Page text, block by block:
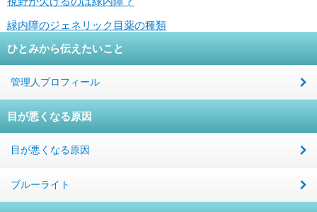
緑内障のジェネリック目薬の種類
ひとみから伝えたいこと
管理人プロフィール
目が悪くなる原因
目が悪くなる原因
ブルーライト